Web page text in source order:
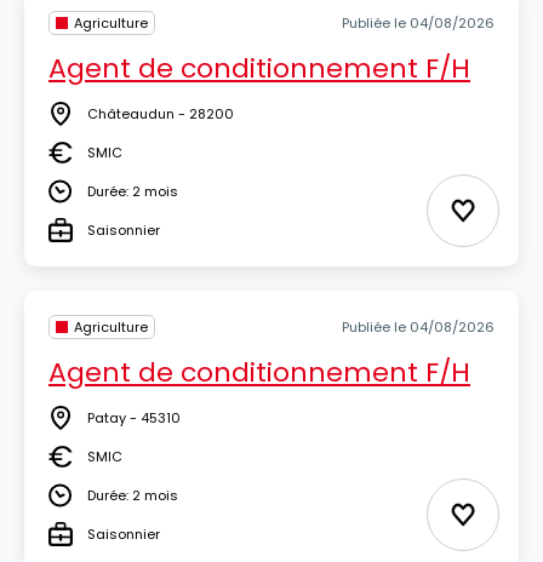
Agriculture Publiée le 04/08/2026
Agent de conditionnement F/H
Lieu Châteaudun - 28200
Salaire
SMIC
DuréeDurée: 2 mois
TypeSaisonnier Ajouter
Agriculture Publiée le 04/08/2026
Agent de conditionnement F/H
Lieu Patay - 45310
Salaire
SMIC
DuréeDurée: 2 mois
TypeSaisonnier Ajouter